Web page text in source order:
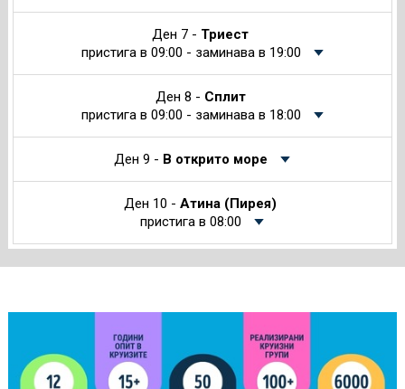
Ден 7 - Триест
пристига в 09:00 - заминава в 19:00
Ден 8 - Сплит
пристига в 09:00 - заминава в 18:00
Ден 9 - В открито море
Ден 10 -Атина (Пирея)
пристига в 08:00